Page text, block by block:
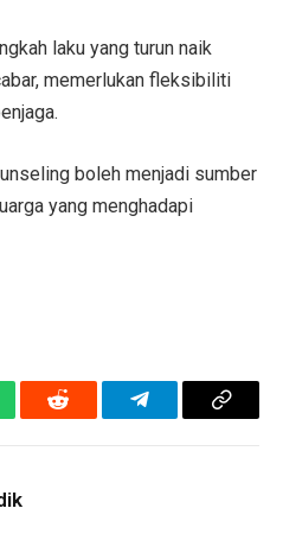
laku yang turun naik
memerlukan fleksibiliti
boleh menjadi sumber
yang menghadapi
Reddit TelegramCopy